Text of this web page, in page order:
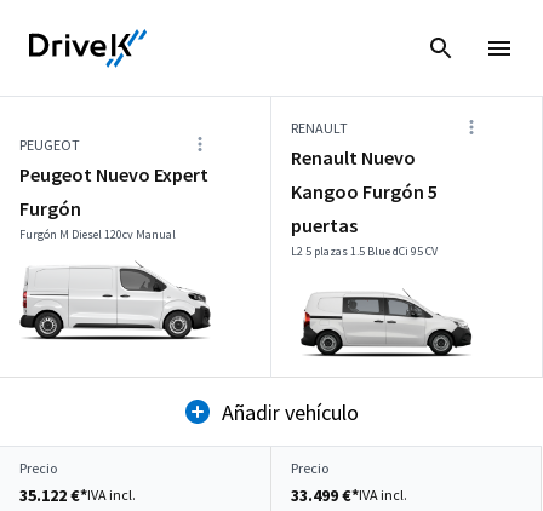
PEUGEOT
Peugeot Nuevo Expert
Furgón
Furgón M Diesel 120cv Manual
RENAULT
Renault Nuevo
Kangoo Furgón 5
puertas
L2 5 plazas 1.5 Blue dCi 95 CV
Añadir vehículo
Precio
35.122 €*IVA incl.
Precio
33.499 €*IVA incl.